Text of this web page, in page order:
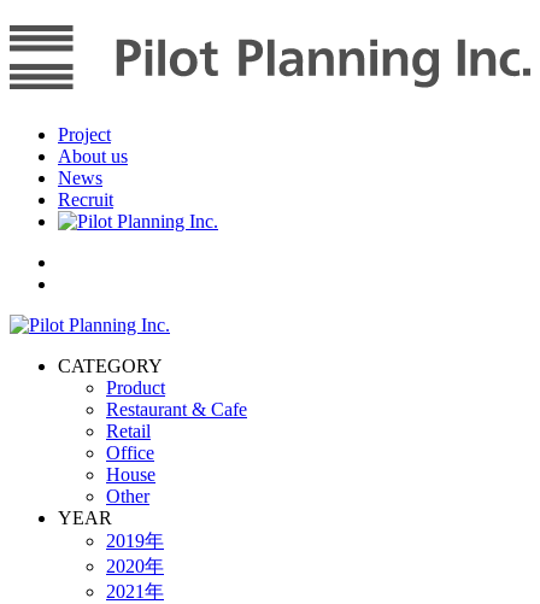
Project
About us
News
Recruit
CATEGORY
Product
Restaurant & Cafe
Retail
Office
House
Other
YEAR
2019年
2020年
2021年